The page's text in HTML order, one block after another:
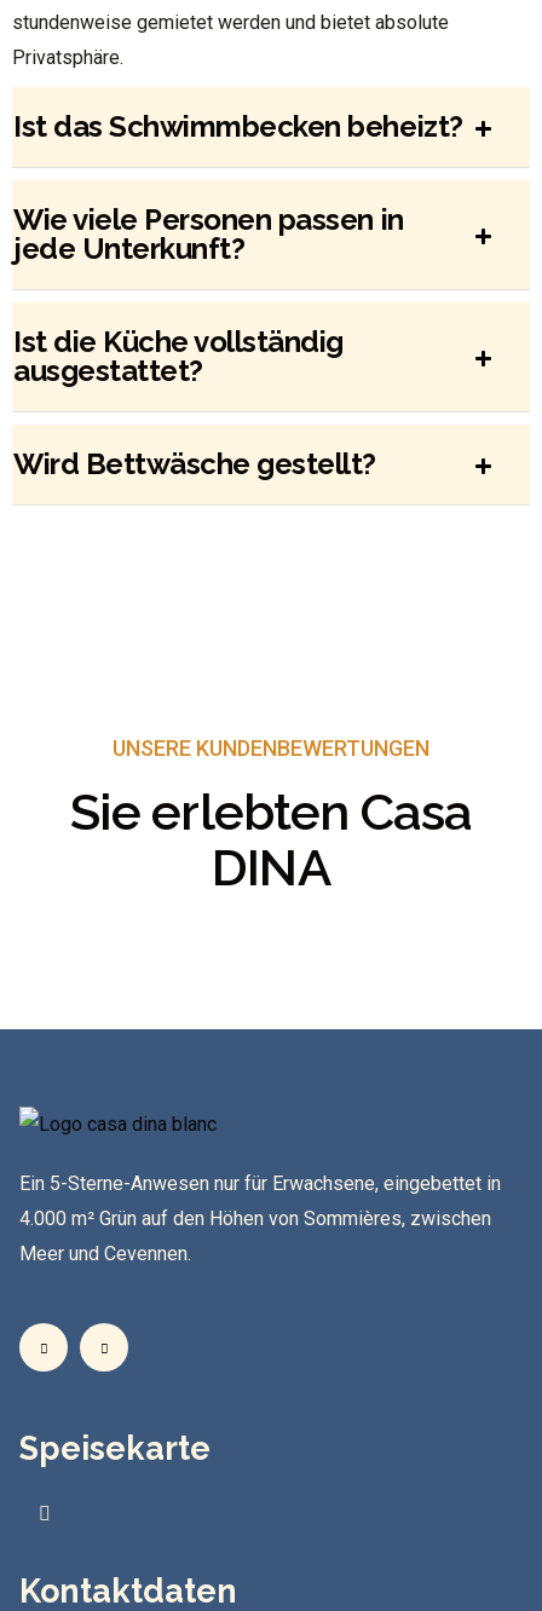
stundenweise gemietet werden und bietet absolute
Privatsphäre.
Ist das Schwimmbecken beheizt?
Wie viele Personen passen in
jede Unterkunft?
Ist die Küche vollständig
ausgestattet?
Wird Bettwäsche gestellt?
UNSERE KUNDENBEWERTUNGEN​
Sie erlebten Casa
DINA
Ein 5-Sterne-Anwesen nur für Erwachsene, eingebettet in
4.000 m² Grün auf den Höhen von Sommières, zwischen
Meer und Cevennen.
Speisekarte
Kontaktdaten